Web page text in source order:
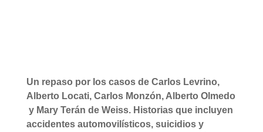
Un repaso por los casos de Carlos Levrino,
Alberto Locati, Carlos Monzón, Alberto Olmedo
y Mary Terán de Weiss. Historias que incluyen
accidentes automovilísticos, suicidios y